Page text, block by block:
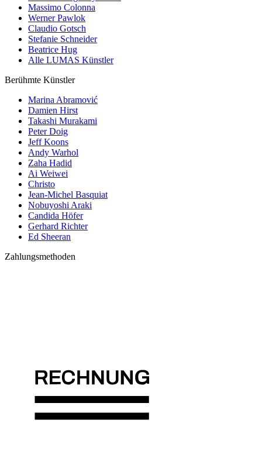
Massimo Colonna
Werner Pawlok
Claudio Gotsch
Stefanie Schneider
Beatrice Hug
Alle LUMAS Künstler
Berühmte Künstler
Marina Abramović
Damien Hirst
Takashi Murakami
Peter Doig
Jeff Koons
Andy Warhol
Zaha Hadid
Ai Weiwei
Christo
Jean-Michel Basquiat
Nobuyoshi Araki
Candida Höfer
Gerhard Richter
Ed Sheeran
Zahlungsmethoden